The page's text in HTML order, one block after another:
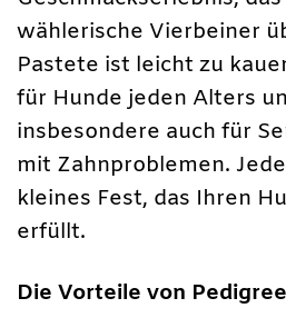
wählerische Vierbeiner
Pastete ist leicht zu
für Hunde jeden Alters
insbesondere auch für
mit Zahnproblemen.
kleines Fest, das Ihren
erfüllt.
Die Vorteile von